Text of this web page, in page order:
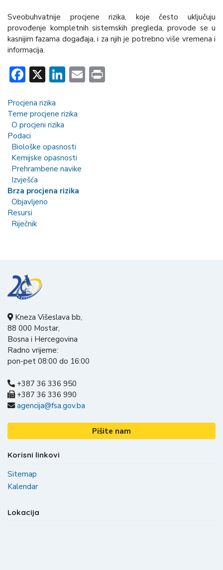
Procjena rizika
Teme procjene rizika
O procjeni rizika
Podaci
Biološke opasnosti
Kemijske opasnosti
Prehrambene navike
Izvješća
Brza procjena rizika
Objavljeno
Resursi
Riječnik
Sveobuhvatnije procjene rizika, koje često uključuju
provođenje kompletnih sistemskih pregleda, provode se u
kasnijim fazama događaja, i za njih je potrebno više vremena i
informacija.
Facebook
X LinkedIn
Email
Kneza Višeslava bb,
88 000 Mostar,
Bosna i Hercegovina
Radno vrijeme:
pon-pet 08:00 do 16:00
+387 36 336 950
+387 36 336 990
agencija@fsa.gov.ba
Pišite nam
Korisni linkovi
Sitemap
Kalendar
Lokacija